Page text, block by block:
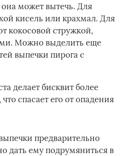
может вытечь. Для
кисель или крахмал. Для
кокосовой стружкой,
Можно выделить еще
выпечки пирога с
делает бисквит более
спасает его от опадения
предварительно
дать ему подрумяниться в